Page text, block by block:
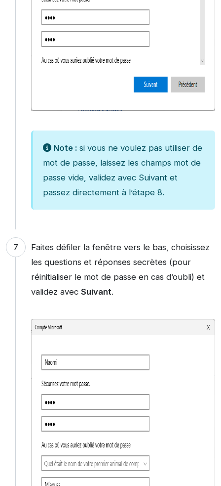
Note :si vous ne voulez pas utiliser de
mot de passe, laissez les champs mot de
passe vide, validez avec Suivant et
passez directement à l’étape 8.
Faites défiler la fenêtre vers le bas, choisissez
les questions et réponses secrètes (pour
réinitialiser le mot de passe en cas d’oubli) et
validez avec Suivant.